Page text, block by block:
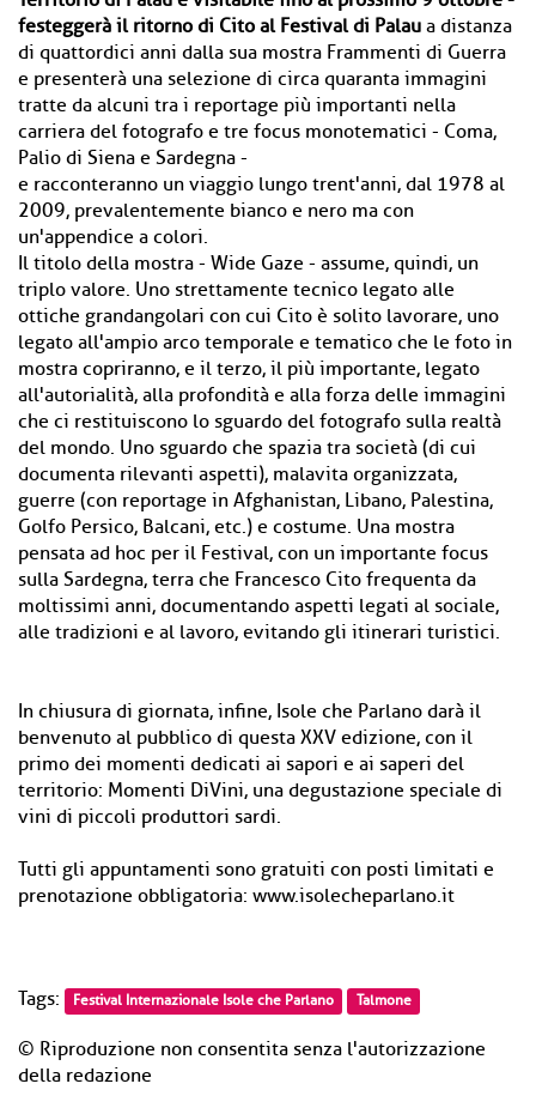
festeggerà il ritorno di Cito al Festival di Palau a distanza
di quattordici anni dalla sua mostra Frammenti di Guerra
e presenterà una selezione di circa quaranta immagini
tratte da alcuni tra i reportage più importanti nella
carriera del fotografo e tre focus monotematici - Coma,
Palio di Siena e Sardegna -
e racconteranno un viaggio lungo trent'anni, dal 1978 al
2009, prevalentemente bianco e nero ma con
un'appendice a colori.
Il titolo della mostra - Wide Gaze - assume, quindi, un
triplo valore. Uno strettamente tecnico legato alle
ottiche grandangolari con cui Cito è solito lavorare, uno
legato all'ampio arco temporale e tematico che le foto in
mostra copriranno, e il terzo, il più importante, legato
all'autorialità, alla profondità e alla forza delle immagini
che ci restituiscono lo sguardo del fotografo sulla realtà
del mondo. Uno sguardo che spazia tra società (di cui
documenta rilevanti aspetti), malavita organizzata,
guerre (con reportage in Afghanistan, Libano, Palestina,
Golfo Persico, Balcani, etc.) e costume. Una mostra
pensata ad hoc per il Festival, con un importante focus
sulla Sardegna, terra che Francesco Cito frequenta da
moltissimi anni, documentando aspetti legati al sociale,
alle tradizioni e al lavoro, evitando gli itinerari turistici.
In chiusura di giornata, infine, Isole che Parlano darà il
benvenuto al pubblico di questa XXV edizione, con il
primo dei momenti dedicati ai sapori e ai saperi del
territorio: Momenti DiVini, una degustazione speciale di
vini di piccoli produttori sardi.
Tutti gli appuntamenti sono gratuiti con posti limitati e
prenotazione obbligatoria: www.isolecheparlano.it
Tags: Festival Internazionale Isole che Parlano Talmone
© Riproduzione non consentita senza l'autorizzazione
della redazione